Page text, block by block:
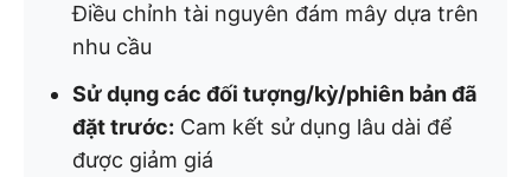
Điều chỉnh tài nguyên đám mây dựa trên
nhu cầu
Sử dụng các đối tượng/kỳ/phiên bản đã
đặt trước: Cam kết sử dụng lâu dài để
được giảm giá